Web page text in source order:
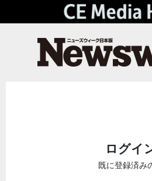
ログイ
既に登録済み